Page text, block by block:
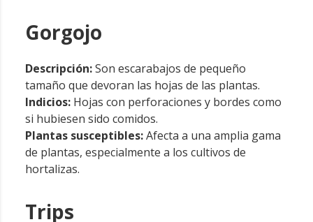
Gorgojo
Descripción:Son escarabajos de pequeño
tamaño que devoran las hojas de las plantas.
Indicios:Hojas con perforaciones y bordes como
si hubiesen sido comidos.
Plantas susceptibles:Afecta a una amplia gama
de plantas, especialmente a los cultivos de
hortalizas.
Trips